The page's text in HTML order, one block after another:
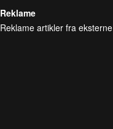
Reklame
Reklame artikler fra eksterne